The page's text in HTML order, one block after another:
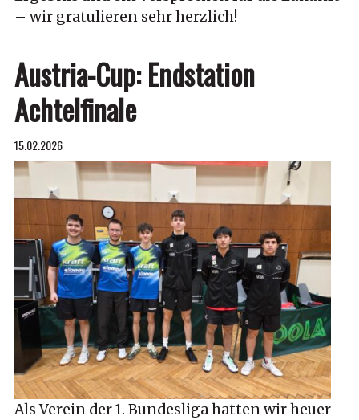
– wir gratulieren sehr herzlich!
Austria-Cup: Endstation
Achtelfinale
15.02.2026
Als Verein der 1. Bundesliga hatten wir heuer